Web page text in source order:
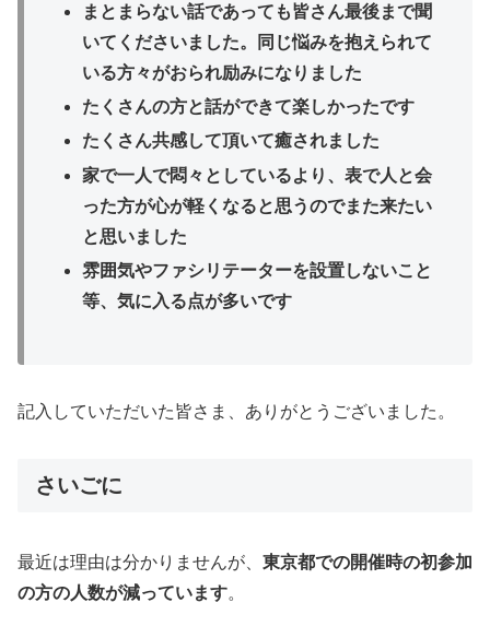
まとまらない話であっても皆さん最後まで聞
いてくださいました。同じ悩みを抱えられて
いる方々がおられ励みになりました
たくさんの方と話ができて楽しかったです
たくさん共感して頂いて癒されました
家で一人で悶々としているより、表で人と会
った方が心が軽くなると思うのでまた来たい
と思いました
雰囲気やファシリテーターを設置しないこと
等、気に入る点が多いです
記入していただいた皆さま、ありがとうございました。
さいごに
最近は理由は分かりませんが、 東京都での開催時の初参加
の方の人数が減っています。